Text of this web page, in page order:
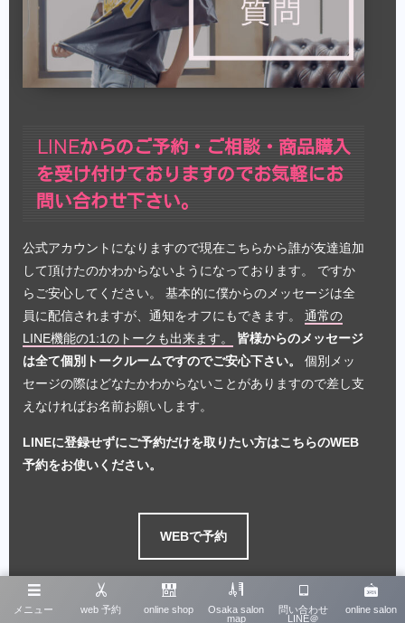
LINEからのご予約・ご相談・商品購入
を受け付けておりますのでお気軽にお
問い合わせ下さい。
公式アカウントになりますので現在こちらから誰が友達追加
して頂けたのかわからないようになっております。 ですか
らご安心してください。 基本的に僕からのメッセージは全
員に配信されますが、通知をオフにもできます。 通常の
LINE機能の1:1のトークも出来ます。
皆様からのメッセージ
は全て個別トークルームですのでご安心下さい。
個別メッ
セージの際はどなたかわからないことがありますので差し支
えなければお名前お願いします。
LINEに登録せずにご予約だけを取りたい方はこちらのWEB
予約をお使いください。
WEBで予約
📸 最新スタイルはInstagramでチェック！
メニュー web 予約 online shop
Osaka salon
map
問い合わせ
LINE＠
online salon